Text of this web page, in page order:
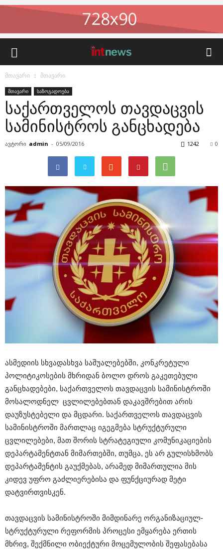
მთავარი მთავარი
მთავარი საზოგადოება
საქართველოს თავდაცვის
სამინისტროს განცხადება
ავტორი admin - 05/09/2016 0
1242
ასმედიის სხვადასხვა საშუალებებში, კონკრეტული
პოლიტიკოსების მხრიდან ბოლო დროს გაკეთებული
განცხადებები, საქართველოს თავდაცვის სამინისტროში
მოსალოდნელ ცვლილებებთან დაკავშრებით არის
დაუზუსტებელი და მცდარი. საქართველოს თავდაცვის
სამინისტროში მართლაც იგეგმება სტრუქტურული
ცვლილებები, მათ შორის სტრატეგიული კომუნიკაციების
დეპარტამენტთან მიმართებში, თუმცა, ეს არ გულისხმობს
დეპარტამენტის გაუქმებას, არამედ მიმართულია მის
კიდევ უფრო გაძლიერებისა და ფუნქციურად მეტი
დატვირთვისკენ.
თავდაცვის სამინისტროში მიმდინარე ორგანიზაციულ-
სტრუქტურული რეფორმის პროცესი ემყარება ერთის
მხრივ, შექმნილი ობიექტური მოცემულობის შეფასებასა